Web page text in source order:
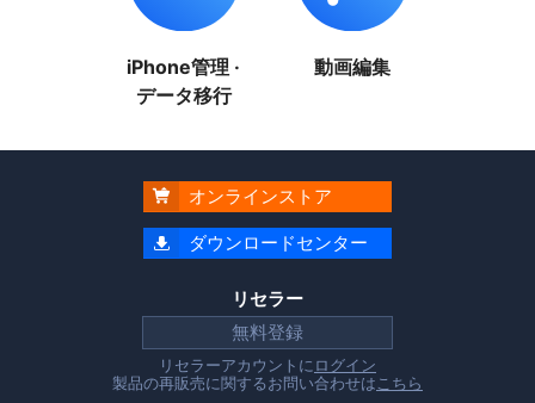
iPhone管理 ·
データ移行
動画編集
 オンラインストア
 ダウンロードセンター
リセラー
無料登録
リセラーアカウントに ログイン
製品の再販売に関するお問い合わせは こちら